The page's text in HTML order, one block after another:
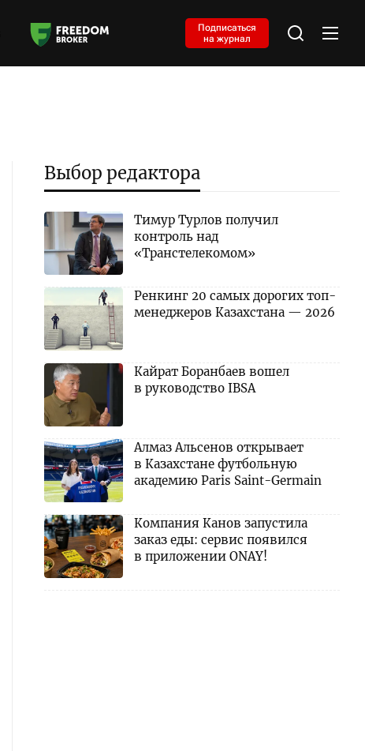
Подписаться
на журнал
Выбор редактора
Тимур Турлов получил
контроль над
«Транстелекомом»
Ренкинг 20 самых дорогих топ-
менеджеров Казахстана — 2026
Кайрат Боранбаев вошел
в руководство IBSA
Алмаз Альсенов открывает
в Казахстане футбольную
академию Paris Saint-Germain
Компания Канов запустила
заказ еды: сервис появился
в приложении ONAY!